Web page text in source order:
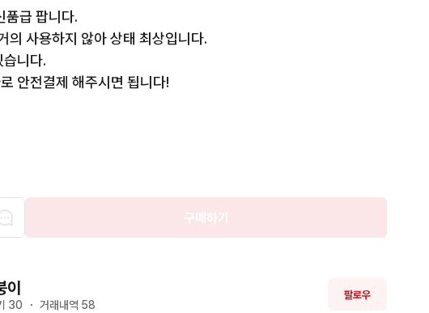
품급 팝니다.
의 사용하지 않아 상태 최상입니다.
니다.
안전결제 해주시면 됩니다!
구매하기
이
30 ・ 거래내역 58
팔로우